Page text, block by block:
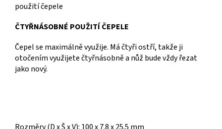
ČTYŘNÁSOBNÉ POUŽITÍ ČEPELE
Čepel se maximálně využije. Má čtyři ostří, takže ji
otočením využijete čtyřnásobně a nůž bude vždy řezat
jako nový.